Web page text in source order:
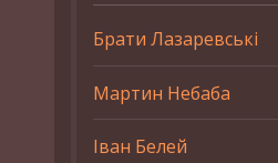
Брати Лазаревські
Мартин Небаба
Іван Белей